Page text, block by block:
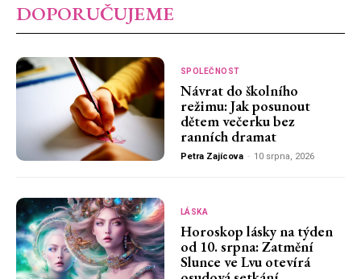
DOPORUČUJEME
SPOLEČNOST
Návrat do školního
režimu: Jak posunout
dětem večerku bez
ranních dramat
Petra Zajícova - 10 srpna, 2026
LÁSKA
Horoskop lásky na týden
od 10. srpna: Zatmění
Slunce ve Lvu otevírá